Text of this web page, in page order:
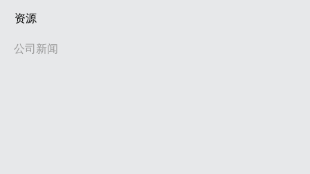
资源
公司新闻